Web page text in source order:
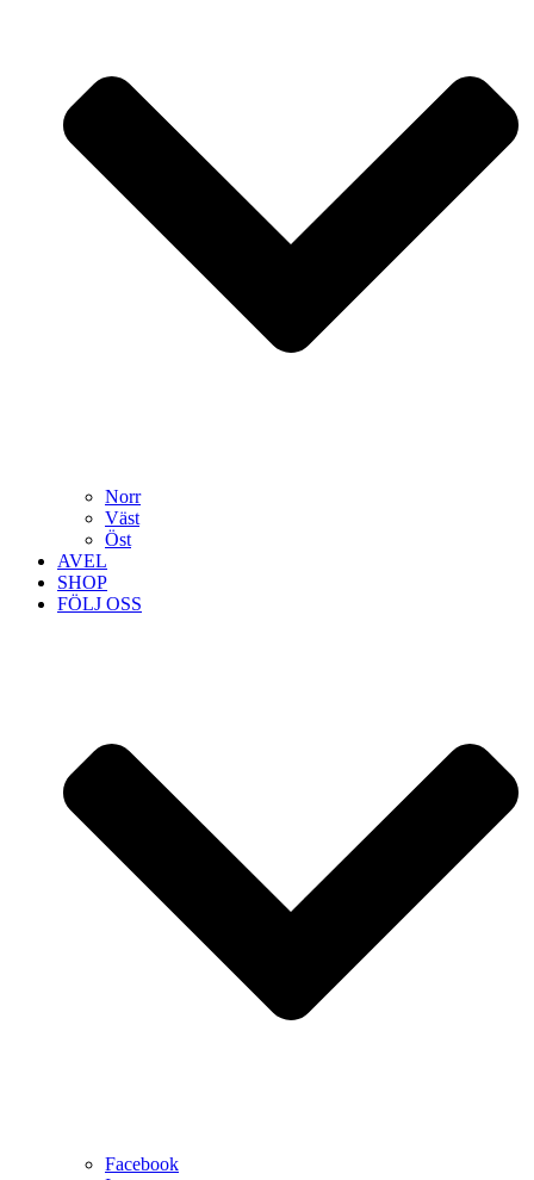
Norr
Väst
Öst
AVEL
SHOP
FÖLJ OSS
Facebook